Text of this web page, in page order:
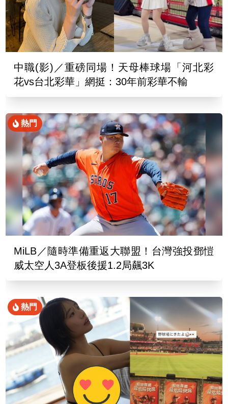
中職(影)／重磅同場！天母棒球場「河北彩
花vs台北彩華」網挺：30年前彩華不輸
熱門
MiLB／隨時準備重返大聯盟！台灣強投鄧愷
威太空人3A登板後援1.2局飆3K
熱門